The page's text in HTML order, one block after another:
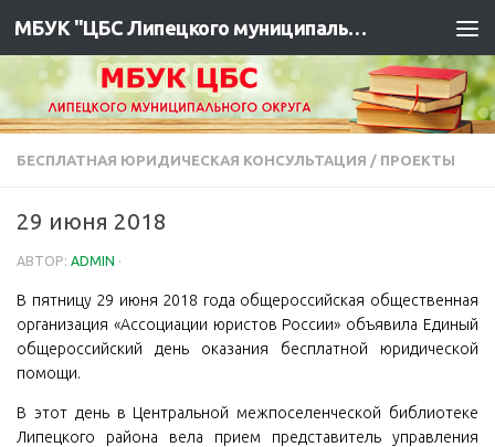
МБУК "ЦБС Липецкого муниципального района"
БЕСПЛАТНАЯ ЮРИДИЧЕСКАЯ КОНСУЛЬТАЦИЯ / ПРОЕКТЫ
29 июня 2018
АВТОР: ADMIN ·
В пятницу 29 июня 2018 года общероссийская общественная
организация «Ассоциации юристов России» объявила Единый
общероссийский день оказания бесплатной юридической
помощи.
В этот день в Центральной межпоселенческой библиотеке
Липецкого района вела прием представитель управления